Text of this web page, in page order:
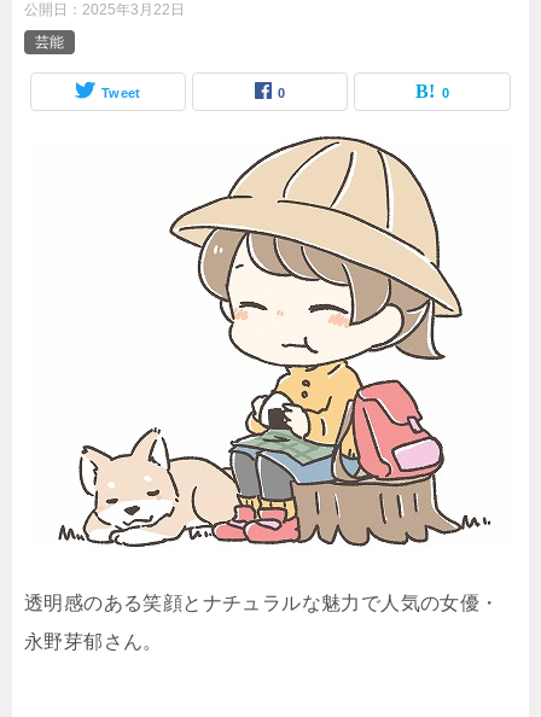
公開日： 2025年3月22日
芸能
Tweet 0 0
透明感のある笑顔とナチュラルな魅力で人気の女優・
永野芽郁さん。